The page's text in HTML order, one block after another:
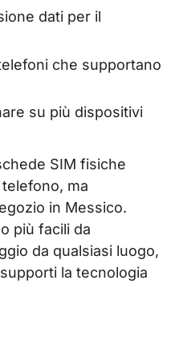
dati per il
che supportano
su più dispositivi
SIM fisiche
ma
in Messico.
più facili da
da qualsiasi luogo,
la tecnologia